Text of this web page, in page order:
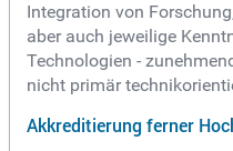
Integration von
aber auch jeweilige
Technologien -
nicht primär
Akkreditierung ferner